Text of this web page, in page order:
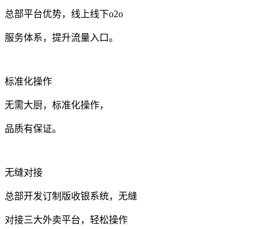
总部平台优势，线上线下o2o
服务体系，提升流量入口。
标准化操作
无需大厨，标准化操作，
品质有保证。
无缝对接
总部开发订制版收银系统，无缝
对接三大外卖平台，轻松操作